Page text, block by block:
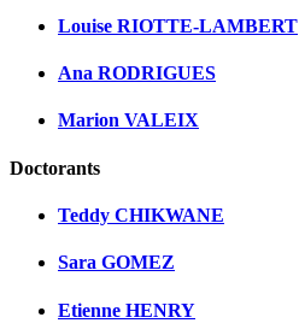
Louise RIOTTE-LAMBERT
Ana RODRIGUES
Marion VALEIX
Doctorants
Teddy CHIKWANE
Sara GOMEZ
Etienne HENRY